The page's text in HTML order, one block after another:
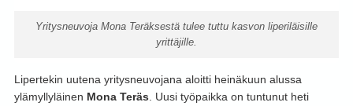
Yritysneuvoja Mona Teräksestä tulee tuttu kasvon liperiläisille
yrittäjille.
Lipertekin uutena yritysneuvojana aloitti heinäkuun alussa
ylämyllyläinen Mona Teräs . Uusi työpaikka on tuntunut heti